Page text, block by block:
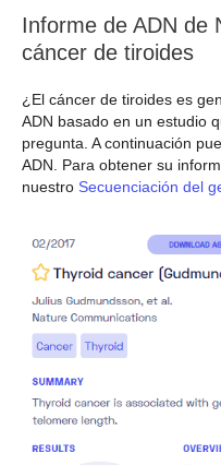
Informe de ADN de
cáncer de tiroides
¿El cáncer de tiroides es
ADN basado en un estudio
pregunta. A continuación
ADN. Para obtener su
nuestro Secuenciación del